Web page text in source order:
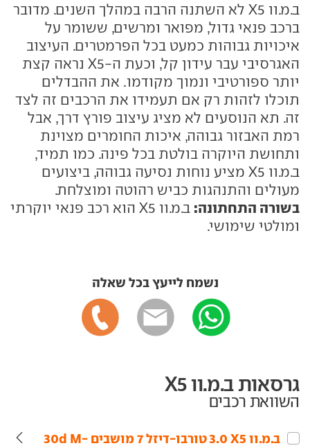
ב.מ.וו X5 לא השתנה הרבה במהלך השנים. מדובר
ברכב פנאי גדול, מפואר ומרשים, ששומר על
איכויות גבוהות כמעט בכל הפרמטרים. העיצוב
האגרסיבי עבר עידון קל, וכעת ה-X5 נראה קצת
יותר ספורטיבי ונמוך מקודמו. את ההבדלים
תוכלו לזהות רק אם תעמידו את הרכבים זה לצד
זה. תא הנוסעים לא מציג עיצוב פורץ דרך, אבל
רמת האבזור גבוהה, איכות החומרים מצוינת
ותחושת היוקרה בולטת בכל פינה. כמו תמיד,
ב.מ.וו X5 מציע נוחות נסיעה גבוהה, ביצועים
מעולים והתנהגות כביש רהוטה ומוצלחת.
בשורה התחתונה:
ב.מ.וו X5 הוא רכב פנאי יוקרתי
ומולטי שימושי.
נשמח לייעץ בכל שאלה
גרסאות ב.מ.וו X5
השוואת רכבים
ב.מ.וו‏ X5‏ 3.0 טורבו-דיזל 7 מושבים 30d M-